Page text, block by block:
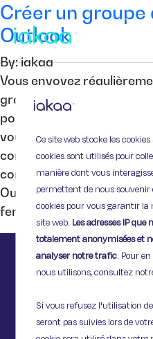
Ce site web stocke les
cookies sont utilisés pour
manière dont vous
permettent de nous souvenir
cookies pour vous garantir
site web. Les adresses IP
totalement anonymisées et
analyser notre trafic. Pour
nous utilisons, consultez
Si vous refusez l'utilisation
seront pas suivies lors de
Créer un
Outlook
By: iakaa
Vous envoyez
groupe de personnes ?
pouvez créer sur
vous permettra d’envoyer
contacts en même temps
comment vous y prendre
Outlook et sélectionnez «
fenêtre s’ouvre, […]